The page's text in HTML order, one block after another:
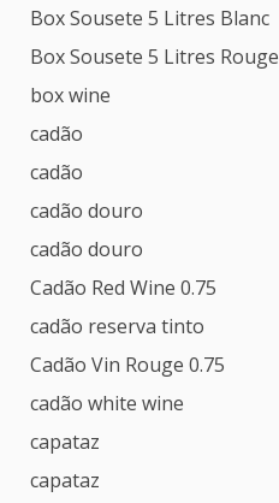
Box Sousete 5 Litres Blanc
Box Sousete 5 Litres Rouge
box wine
cadão
cadão
cadão douro
cadão douro
Cadão Red Wine 0.75
cadão reserva tinto
Cadão Vin Rouge 0.75
cadão white wine
capataz
capataz